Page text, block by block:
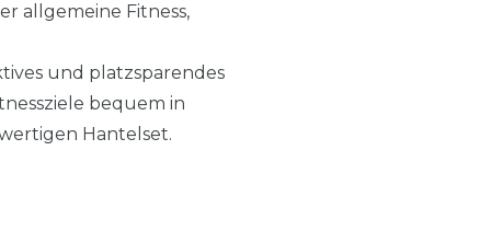
allgemeine Fitness,
und platzsparendes
bequem in
Hantelset.